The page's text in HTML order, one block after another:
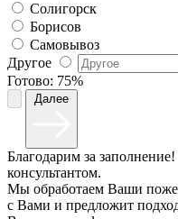
Солигорск
Борисов
Самовывоз
Другое
Готово: 75%
Благодарим за
консультантом.
Мы обработаем Ваши
с Вами и предложит